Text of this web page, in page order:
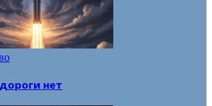
нет